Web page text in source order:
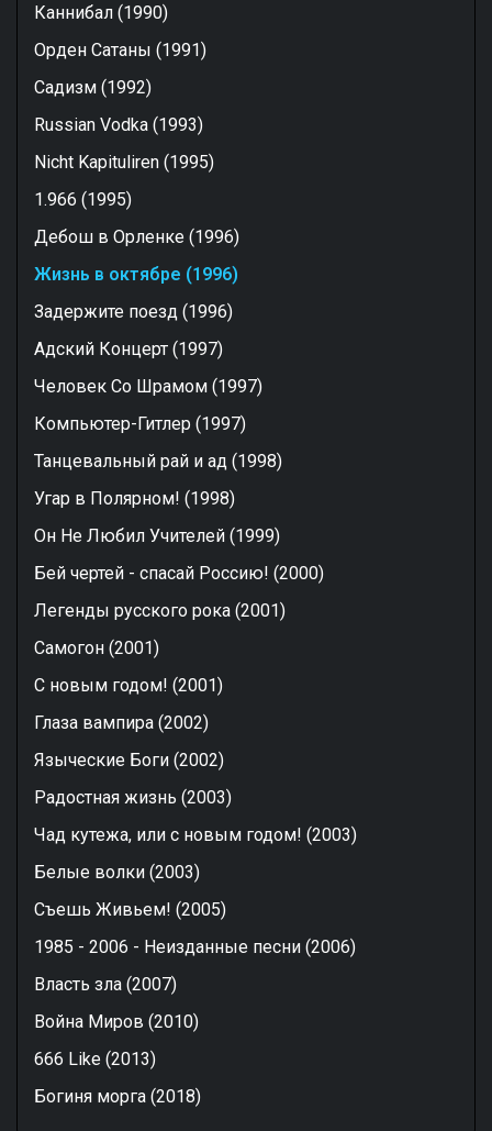
Каннибал (1990)
Орден Сатаны (1991)
Садизм (1992)
Russian Vodka (1993)
Nicht Kapituliren (1995)
1.966 (1995)
Дебош в Орленке (1996)
Жизнь в октябре (1996)
Задержите поезд (1996)
Адский Концерт (1997)
Человек Со Шрамом (1997)
Компьютер-Гитлер (1997)
Танцевальный рай и ад (1998)
Угар в Полярном! (1998)
Он Не Любил Учителей (1999)
Бей чертей - спасай Россию! (2000)
Легенды русского рока (2001)
Самогон (2001)
С новым годом! (2001)
Глаза вампира (2002)
Языческие Боги (2002)
Радостная жизнь (2003)
Чад кутежа, или с новым годом! (2003)
Белые волки (2003)
Съешь Живьем! (2005)
1985 - 2006 - Неизданные песни (2006)
Власть зла (2007)
Война Миров (2010)
666 Like (2013)
Богиня морга (2018)